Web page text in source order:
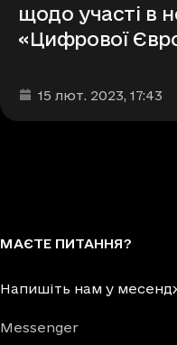
щодо участі в
«Цифрової
Дата та час публікації
15 лют. 2023, 17:43
МАЄТЕ ПИТАННЯ?
Напишіть нам у
Messenger